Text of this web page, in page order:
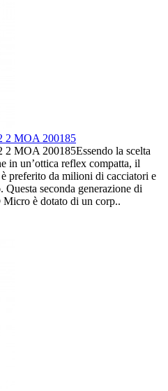
2 MOA 200185
MOA 200185Essendo la scelta
in un’ottica reflex compatta, il
preferito da milioni di cacciatori e
seconda generazione di
è dotato di un corp..